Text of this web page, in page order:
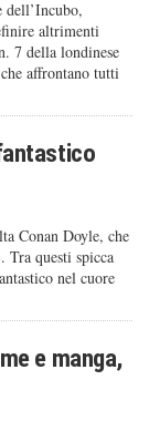
dell’Incubo,
altrimenti
7 della londinese
affrontano tutti
Conan Doyle, che
Tra questi spicca
nel cuore
e manga,